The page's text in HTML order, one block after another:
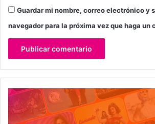
Guardar mi nombre, correo electrónico y
navegador para la próxima vez que haga un